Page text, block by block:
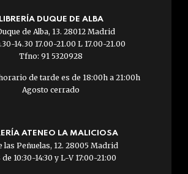
LIBRERÍA DUQUE DE ALBA
de Alba, 13. 28012 Madrid
14.30 17.00-21.00 L 17.00-21.00
Tfno: 91 5320928
de tarde es de 18:00h a 21:00h
Agosto cerrado
ATENEO LA MALICIOSA
las Peñuelas, 12. 28005 Madrid
de 10:30-14:30 y L-V 17:00-21:00